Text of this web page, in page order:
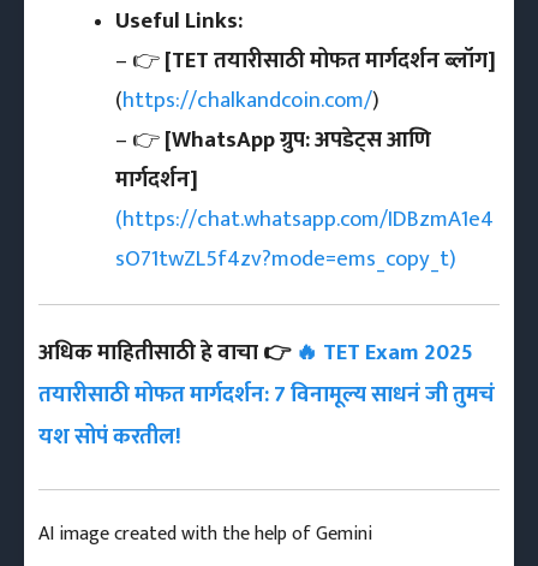
Useful Links:
– 👉[TET तयारीसाठी मोफत मार्गदर्शन ब्लॉग]
(https://chalkandcoin.com/)
– 👉[WhatsApp ग्रुप: अपडेट्स आणि
मार्गदर्शन]
(https://chat.whatsapp.com/IDBzmA1e4
sO71twZL5f4zv?mode=ems_copy_t)
अधिक माहितीसाठी हे वाचा 👉🔥 TET Exam 2025
तयारीसाठी मोफत मार्गदर्शन: 7 विनामूल्य साधनं जी तुमचं
यश सोपं करतील!
AI image created with the help of Gemini